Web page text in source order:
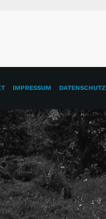
IMPRESSUM DATENSCHUTZ